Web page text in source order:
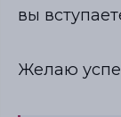
вы
Желаю